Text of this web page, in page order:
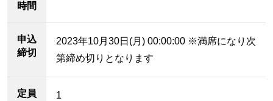
時間
申込
締切
2023年10月30日(月) 00:00:00 ※満席になり次
第締め切りとなります
定員 1